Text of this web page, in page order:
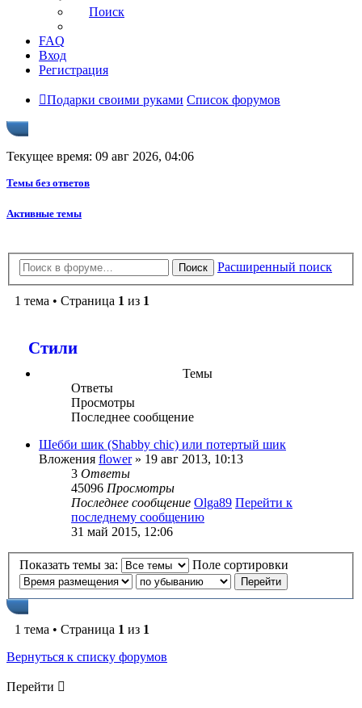
Поиск
FAQ
Вход
Регистрация
Подарки своими руками Список форумов
Текущее время: 09 авг 2026, 04:06
Темы без ответов
Активные темы
Поиск Расширенный поиск
1 тема • Страница 1 из 1
Стили
Темы
Ответы
Просмотры
Последнее сообщение
Шебби шик (Shabby chic) или потертый шик
Вложения flower» 19 авг 2013, 10:13
3 Ответы
45096 Просмотры
Последнее сообщение Olga89 Перейти к
последнему сообщению
31 май 2015, 12:06
Показать темы за: Поле сортировки
1 тема • Страница 1 из 1
Вернуться к списку форумов
Перейти